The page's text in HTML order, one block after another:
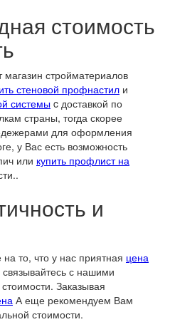
стоимость
стройматериалов
стеновой профнастил и
системы c доставкой по
страны, тогда скорее
для оформления
у Вас есть возможность
или купить профлист на
и
то, что у нас приятная цена
связывайтесь с нашими
Заказывая
А еще рекомендуем Вам
стоимости.